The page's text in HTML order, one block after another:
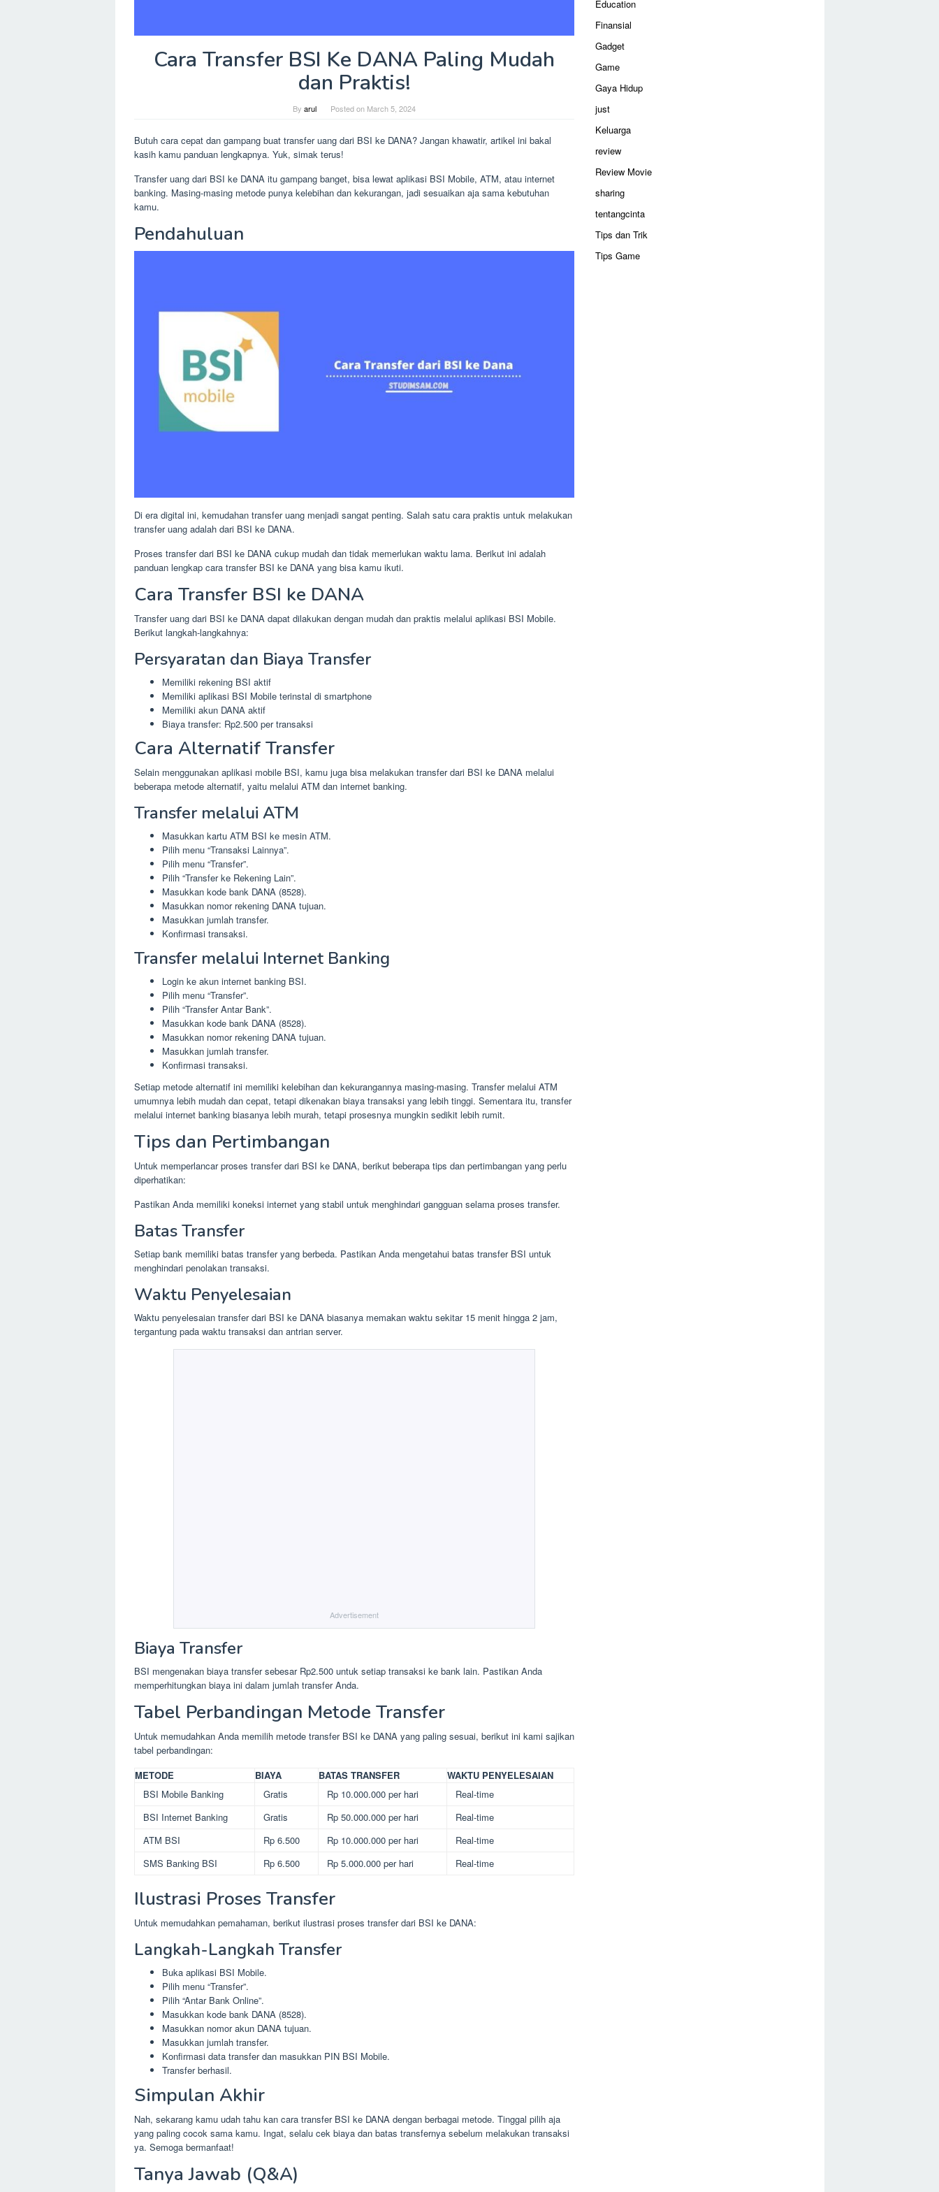
Cara Transfer BSI Ke DANA Paling Mudah
dan Praktis!
By arul Posted on March 5, 2024
Butuh cara cepat dan gampang buat transfer uang dari BSI ke DANA? Jangan khawatir, artikel ini bakal
kasih kamu panduan lengkapnya. Yuk, simak terus!
Transfer uang dari BSI ke DANA itu gampang banget, bisa lewat aplikasi BSI Mobile, ATM, atau internet
banking. Masing-masing metode punya kelebihan dan kekurangan, jadi sesuaikan aja sama kebutuhan
kamu.
Pendahuluan
Di era digital ini, kemudahan transfer uang menjadi sangat penting. Salah satu cara praktis untuk melakukan
transfer uang adalah dari BSI ke DANA.
Proses transfer dari BSI ke DANA cukup mudah dan tidak memerlukan waktu lama. Berikut ini adalah
panduan lengkap cara transfer BSI ke DANA yang bisa kamu ikuti.
Cara Transfer BSI ke DANA
Transfer uang dari BSI ke DANA dapat dilakukan dengan mudah dan praktis melalui aplikasi BSI Mobile.
Berikut langkah-langkahnya:
Persyaratan dan Biaya Transfer
Memiliki rekening BSI aktif
Memiliki aplikasi BSI Mobile terinstal di smartphone
Memiliki akun DANA aktif
Biaya transfer: Rp2.500 per transaksi
Cara Alternatif Transfer
Selain menggunakan aplikasi mobile BSI, kamu juga bisa melakukan transfer dari BSI ke DANA melalui
beberapa metode alternatif, yaitu melalui ATM dan internet banking.
Transfer melalui ATM
Masukkan kartu ATM BSI ke mesin ATM.
Pilih menu “Transaksi Lainnya”.
Pilih menu “Transfer”.
Pilih “Transfer ke Rekening Lain”.
Masukkan kode bank DANA (8528).
Masukkan nomor rekening DANA tujuan.
Masukkan jumlah transfer.
Konfirmasi transaksi.
Transfer melalui Internet Banking
Login ke akun internet banking BSI.
Pilih menu “Transfer”.
Pilih “Transfer Antar Bank”.
Masukkan kode bank DANA (8528).
Masukkan nomor rekening DANA tujuan.
Masukkan jumlah transfer.
Konfirmasi transaksi.
Setiap metode alternatif ini memiliki kelebihan dan kekurangannya masing-masing. Transfer melalui ATM
umumnya lebih mudah dan cepat, tetapi dikenakan biaya transaksi yang lebih tinggi. Sementara itu, transfer
melalui internet banking biasanya lebih murah, tetapi prosesnya mungkin sedikit lebih rumit.
Tips dan Pertimbangan
Untuk memperlancar proses transfer dari BSI ke DANA, berikut beberapa tips dan pertimbangan yang perlu
diperhatikan:
Pastikan Anda memiliki koneksi internet yang stabil untuk menghindari gangguan selama proses transfer.
Batas Transfer
Setiap bank memiliki batas transfer yang berbeda. Pastikan Anda mengetahui batas transfer BSI untuk
menghindari penolakan transaksi.
Waktu Penyelesaian
Waktu penyelesaian transfer dari BSI ke DANA biasanya memakan waktu sekitar 15 menit hingga 2 jam,
tergantung pada waktu transaksi dan antrian server.
Advertisement
Biaya Transfer
BSI mengenakan biaya transfer sebesar Rp2.500 untuk setiap transaksi ke bank lain. Pastikan Anda
memperhitungkan biaya ini dalam jumlah transfer Anda.
Tabel Perbandingan Metode Transfer
Untuk memudahkan Anda memilih metode transfer BSI ke DANA yang paling sesuai, berikut ini kami sajikan
tabel perbandingan:
METODE
BIAYA BATAS TRANSFER
WAKTU PENYELESAIAN
BSI Mobile Banking
Gratis Rp 10.000.000 per hari
Real-time
BSI Internet Banking
Gratis Rp 50.000.000 per hari
Real-time
ATM BSI
Rp 6.500 Rp 10.000.000 per hari
Real-time
SMS Banking BSI
Rp 6.500 Rp 5.000.000 per hari Real-time
Ilustrasi Proses Transfer
Untuk memudahkan pemahaman, berikut ilustrasi proses transfer dari BSI ke DANA:
Langkah-Langkah Transfer
Buka aplikasi BSI Mobile.
Pilih menu “Transfer”.
Pilih “Antar Bank Online”.
Masukkan kode bank DANA (8528).
Masukkan nomor akun DANA tujuan.
Masukkan jumlah transfer.
Konfirmasi data transfer dan masukkan PIN BSI Mobile.
Transfer berhasil.
Simpulan Akhir
Nah, sekarang kamu udah tahu kan cara transfer BSI ke DANA dengan berbagai metode. Tinggal pilih aja
yang paling cocok sama kamu. Ingat, selalu cek biaya dan batas transfernya sebelum melakukan transaksi
ya. Semoga bermanfaat!
Tanya Jawab (Q&A)
Education
Finansial
Gadget
Game
Gaya Hidup
just
Keluarga
review
Review Movie
sharing
tentangcinta
Tips dan Trik
Tips Game